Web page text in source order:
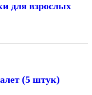
для взрослых
(5 штук)